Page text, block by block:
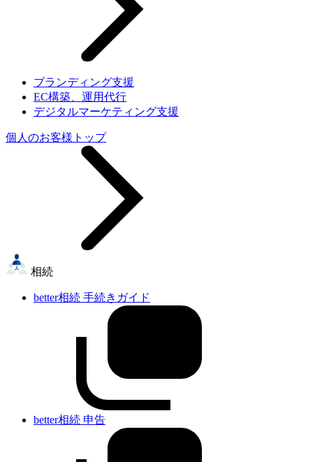
ブランディング支援
EC構築、運用代行
デジタルマーケティング支援
個人のお客様トップ
相続
better相続 手続きガイド
better相続 申告